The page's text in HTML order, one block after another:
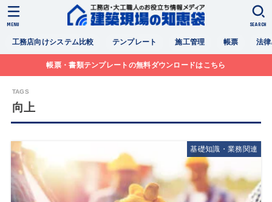
工務店向けシステム比較 テンプレート 施工管理 帳票 法
SEARCH
MENU
帳票・書類テンプレートの無料ダウンロードはこちら
向上
基礎知識・業務関連